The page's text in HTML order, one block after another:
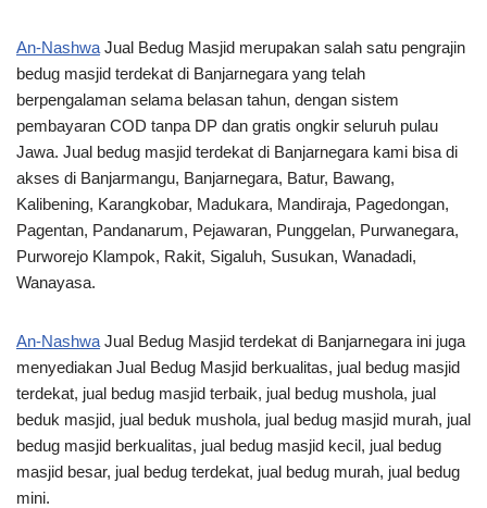
An-Nashwa Jual Bedug Masjid merupakan salah satu pengrajin
bedug masjid terdekat di Banjarnegara yang telah
berpengalaman selama belasan tahun, dengan sistem
pembayaran COD tanpa DP dan gratis ongkir seluruh pulau
Jawa. Jual bedug masjid terdekat di Banjarnegara kami bisa di
akses di Banjarmangu, Banjarnegara, Batur, Bawang,
Kalibening, Karangkobar, Madukara, Mandiraja, Pagedongan,
Pagentan, Pandanarum, Pejawaran, Punggelan, Purwanegara,
Purworejo Klampok, Rakit, Sigaluh, Susukan, Wanadadi,
Wanayasa.
An-Nashwa Jual Bedug Masjid terdekat di Banjarnegara ini juga
menyediakan Jual Bedug Masjid berkualitas, jual bedug masjid
terdekat, jual bedug masjid terbaik, jual bedug mushola, jual
beduk masjid, jual beduk mushola, jual bedug masjid murah, jual
bedug masjid berkualitas, jual bedug masjid kecil, jual bedug
masjid besar, jual bedug terdekat, jual bedug murah, jual bedug
mini.